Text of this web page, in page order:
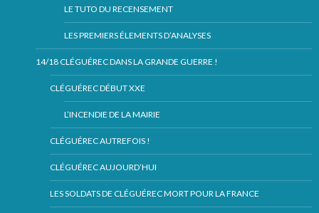
LE TUTO DU RECENSEMENT
LES PREMIERS ÉLEMENTS D’ANALYSES
14/18 CLÉGUÉREC DANS LA GRANDE GUERRE !
CLÉGUÉREC DÉBUT XXE
L’INCENDIE DE LA MAIRIE
CLÉGUÉREC AUTREFOIS !
CLÉGUÉREC AUJOURD’HUI
LES SOLDATS DE CLÉGUÉREC MORT POUR LA FRANCE